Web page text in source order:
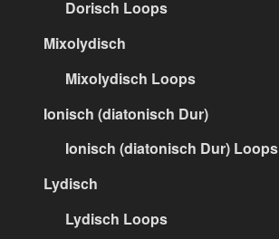
Dorisch Loops
Mixolydisch
Mixolydisch Loops
Ionisch (diatonisch Dur)
Ionisch (diatonisch Dur) Loops
Lydisch
Lydisch Loops